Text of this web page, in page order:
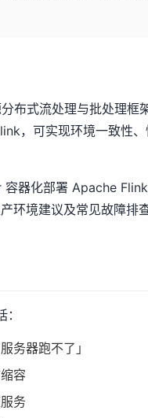
布式流处理与批处理框
，可实现环境一致性
器化部署 Apache
环境建议及常见故障排
务器跑不了」
容
务